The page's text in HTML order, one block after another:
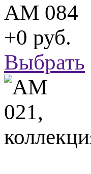
АМ 084
+0 руб.
Выбрать